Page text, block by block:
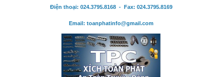
Điện thoại: 024.3795.8168 - Fax: 024.3795.8169
Email: toanphatinfo@gmail.com